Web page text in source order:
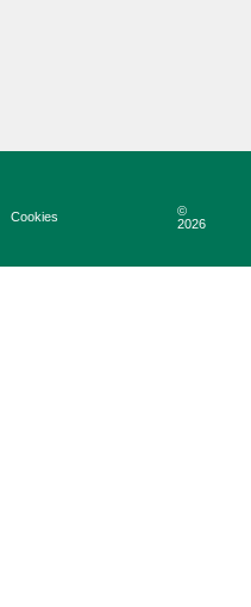
©
2026
Cookies